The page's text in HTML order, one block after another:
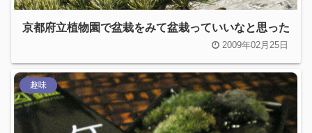
京都府立植物園で盆栽をみて盆栽っていいなと思った
2009年02月25日
趣味